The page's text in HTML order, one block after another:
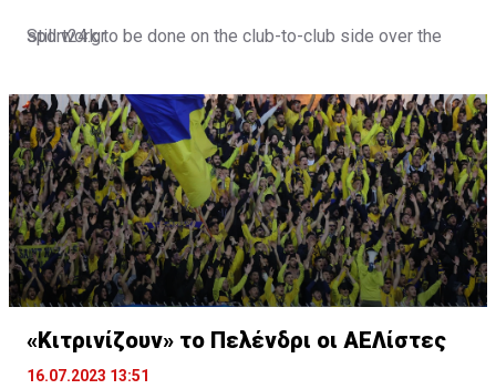
Still work to be done on the club-to-club side over the
Not a done deal yet, but Mahrez is keen on the move and
Al-Ahli hope to move fast.🇸🇦
pic.twitter.com/Z0SmniQXIP
— Ben Jacobs (@JacobsBen)July 15, 2023
sport24.gr
«Κιτρινίζουν» το Πελένδρι οι ΑΕΛίστες
16.07.2023 13:51